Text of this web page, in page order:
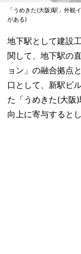
「うめきた(大阪)駅」外観
がある)
地下駅として建設
関して、地下駅の
ョン」の融合拠点
口として、新駅ビ
た「うめきた(大阪
向上に寄与するとし